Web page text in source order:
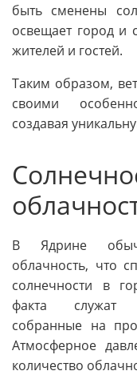
быть сменены
освещает город и
жителей и гостей.
Таким образом,
своими
создавая
В Ядрине
облачность, что
солнечности в
факта служат
собранные на
Атмосферное
количество